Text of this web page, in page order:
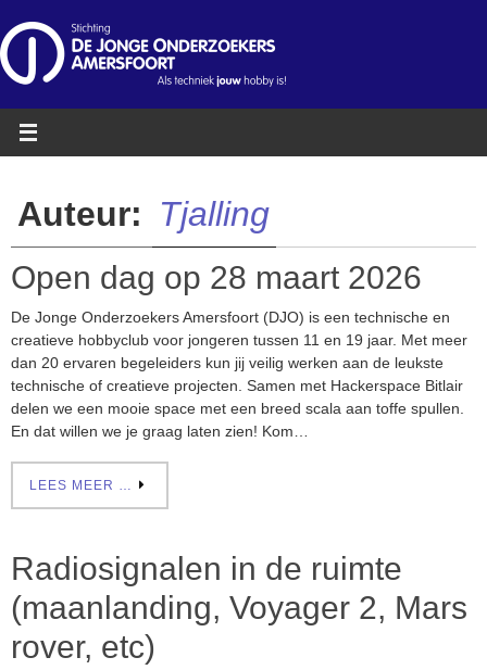
naar
de
inhoud
Auteur: Tjalling
Open dag op 28 maart 2026
De Jonge Onderzoekers Amersfoort (DJO) is een technische en
creatieve hobbyclub voor jongeren tussen 11 en 19 jaar. Met meer
dan 20 ervaren begeleiders kun jij veilig werken aan de leukste
technische of creatieve projecten. Samen met Hackerspace Bitlair
delen we een mooie space met een breed scala aan toffe spullen.
En dat willen we je graag laten zien! Kom…
LEES MEER …
Radiosignalen in de ruimte
(maanlanding, Voyager 2, Mars
rover, etc)